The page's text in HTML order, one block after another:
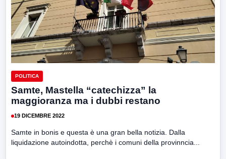
POLITICA
Samte, Mastella “catechizza” la
maggioranza ma i dubbi restano
19 DICEMBRE 2022
Samte in bonis e questa è una gran bella notizia. Dalla
liquidazione autoindotta, perchè i comuni della provinncia...